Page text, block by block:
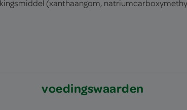
(xanthaangom,
voedingswaarden